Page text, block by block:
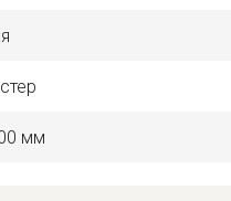
мм